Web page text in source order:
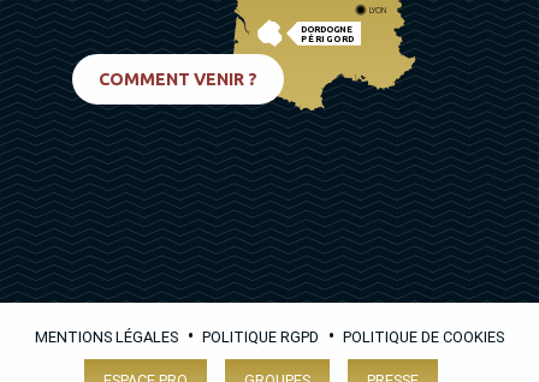
DORDOGNE
PÉRIGORD
LYON
COMMENT VENIR ?
MENTIONS LÉGALES • POLITIQUE RGPD • POLITIQUE DE COOKIES